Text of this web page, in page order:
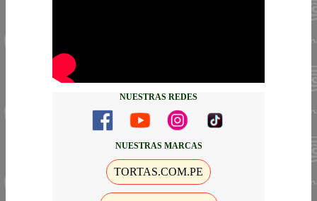
NUESTRAS REDES
NUESTRAS MARCAS
TORTAS.COM.PE